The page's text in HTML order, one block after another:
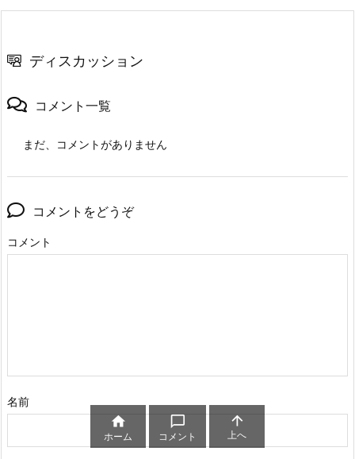
ディスカッション
コメント一覧
まだ、コメントがありません
コメントをどうぞ
コメント
名前

ホーム

コメント

上へ